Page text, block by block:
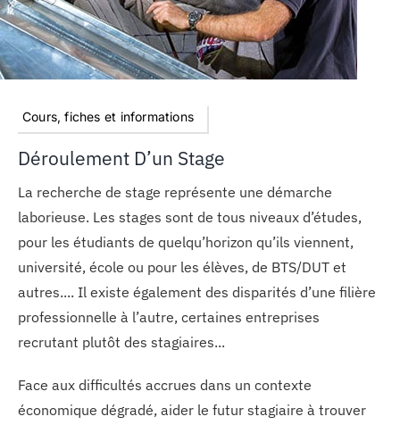
Cours, fiches et informations
Déroulement D’un Stage
La recherche de stage représente une démarche
laborieuse. Les stages sont de tous niveaux d’études,
pour les étudiants de quelqu’horizon qu’ils viennent,
université, école ou pour les élèves, de BTS/DUT et
autres.... Il existe également des disparités d’une filière
professionnelle à l’autre, certaines entreprises
recrutant plutôt des stagiaires...
Face aux difficultés accrues dans un contexte
économique dégradé, aider le futur stagiaire à trouver